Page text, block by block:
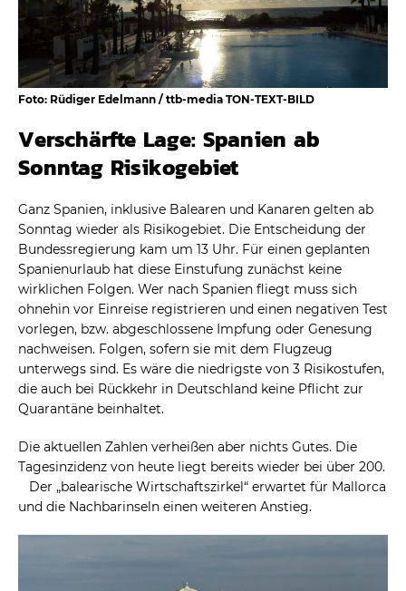
Foto: Rüdiger Edelmann / ttb-media TON-TEXT-BILD
Verschärfte Lage: Spanien ab
Sonntag Risikogebiet
Ganz Spanien, inklusive Balearen und Kanaren gelten ab
Sonntag wieder als Risikogebiet. Die Entscheidung der
Bundessregierung kam um 13 Uhr. Für einen geplanten
Spanienurlaub hat diese Einstufung zunächst keine
wirklichen Folgen. Wer nach Spanien fliegt muss sich
ohnehin vor Einreise registrieren und einen negativen Test
vorlegen, bzw. abgeschlossene Impfung oder Genesung
nachweisen. Folgen, sofern sie mit dem Flugzeug
unterwegs sind. Es wäre die niedrigste von 3 Risikostufen,
die auch bei Rückkehr in Deutschland keine Pflicht zur
Quarantäne beinhaltet.
Die aktuellen Zahlen verheißen aber nichts Gutes. Die
Tagesinzidenz von heute liegt bereits wieder bei über 200.
Der „balearische Wirtschaftszirkel“ erwartet für Mallorca
und die Nachbarinseln einen weiteren Anstieg.